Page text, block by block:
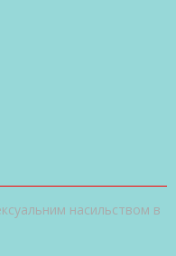
насильством в